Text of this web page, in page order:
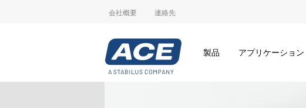
会社概要 連絡先
製品 アプリケーション